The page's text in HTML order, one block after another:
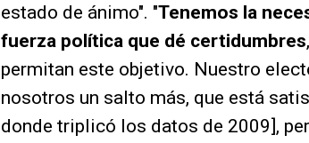
estado de ánimo". "Tenemos la
fuerza política que dé certidumbres
permitan este objetivo. Nuestro
nosotros un salto más, que está
donde triplicó los datos de 2009],